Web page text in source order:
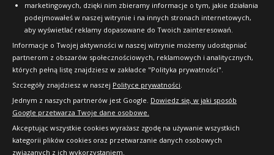
marketingowych, dzięki nim zbieramy informacje o tym, jakie działania
podejmowałeś w naszej witrynie i na innych stronach internetowych,
aby wyświetlać reklamy dopasowane do Twoich zainteresowań.
Informacje o Twojej aktywności w naszej witrynie możemy udostępniać
partnerom z obszarów społecznościowych, reklamowych i analitycznych,
których pełną listę znajdziesz w zakładce "Polityka prywatności".
Szczegóły znajdziesz w naszej Polityce prywatności.
Jednym z naszych partnerów jest Google. Dowiedz się, w jaki sposób
Google przetwarza Twoje dane osobowe.
Akceptując wszystkie cookies wyrażasz zgodę na używanie wszystkich
kategorii plików cookies oraz przetwarzanie danych osobowych
związanych z ich wykorzystaniem.